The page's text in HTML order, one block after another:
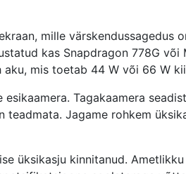
mille värskendussagedus
kas Snapdragon 778G
mis toetab 44 W või 66 W
Tagakaamera
teadmata. Jagame rohkem
üksikasju kinnitanud.